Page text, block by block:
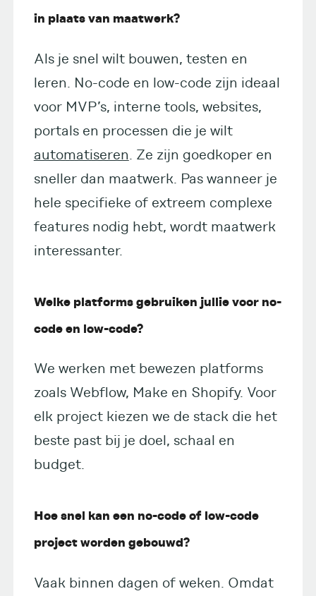
in plaats van maatwerk?
Als je snel wilt bouwen, testen en
leren. No-code en low-code zijn ideaal
voor MVP’s, interne tools, websites,
portals en processen die je wilt
automatiseren. Ze zijn goedkoper en
sneller dan maatwerk. Pas wanneer je
hele specifieke of extreem complexe
features nodig hebt, wordt maatwerk
interessanter.
Welke platforms gebruiken jullie voor no-
code en low-code?
We werken met bewezen platforms
zoals Webflow, Make en Shopify. Voor
elk project kiezen we de stack die het
beste past bij je doel, schaal en
budget.
Hoe snel kan een no-code of low-code
project worden gebouwd?
Vaak binnen dagen of weken. Omdat